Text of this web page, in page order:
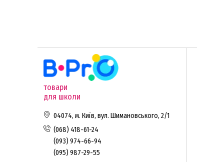
товари
для школи
04074, м. Київ, вул. Шимановського, 2/1
(068) 418-61-24
(093) 974-66-94
(095) 987-29-55